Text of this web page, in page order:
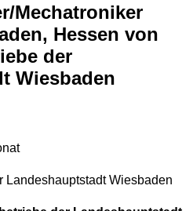
Mechatroniker
Hessen von
der
Wiesbaden